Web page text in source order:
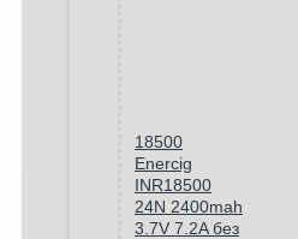
18500
Enercig
INR18500
24N 2400mah
3.7V 7.2A без